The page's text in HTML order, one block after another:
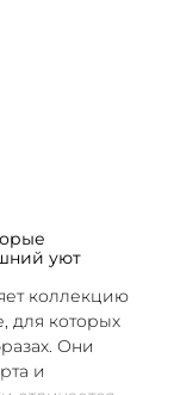
уют
коллекцию
для которых
Они
и